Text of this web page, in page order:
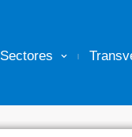
Sectores